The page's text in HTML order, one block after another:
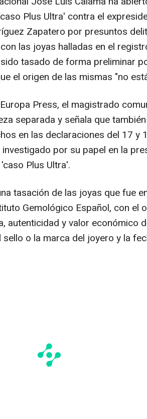
Plus Ultra' contra el
Zapatero por presuntos
las joyas halladas en el
tasado de forma preliminar
el origen de las mismas "no
Press, el magistrado
separada y señala que
en las declaraciones del 17 y
por su papel en la
Plus Ultra'.
tasación de las joyas que fue
Gemológico Español, con el
autenticidad y valor económico
o la marca del joyero y la